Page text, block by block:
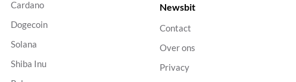
Cardano
Dogecoin
Solana
Shiba Inu
Newsbit
Contact
Over ons
Privacy